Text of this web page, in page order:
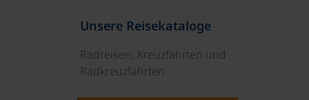
Unsere Reisekataloge
Radreisen, Kreuzfahrten und
Radkreuzfahrten